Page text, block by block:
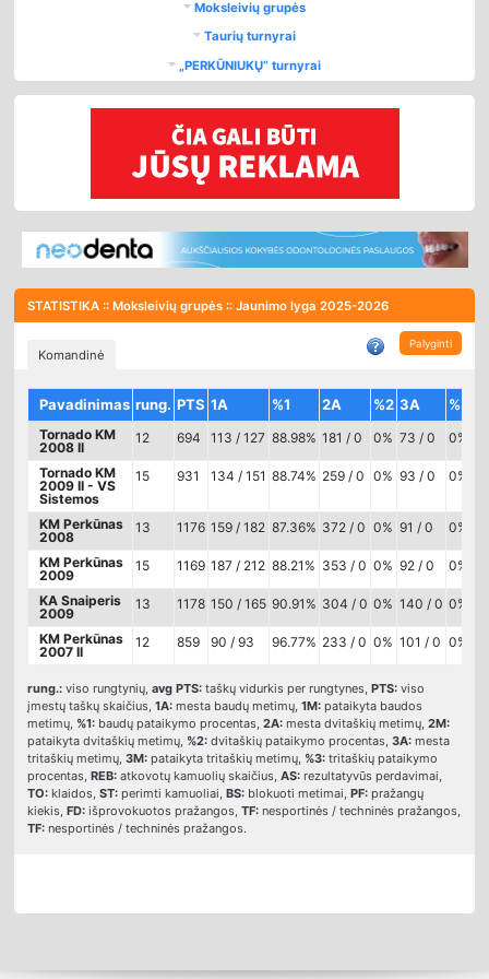
Moksleivių grupės
Taurių turnyrai
„PERKŪNIUKŲ“ turnyrai
STATISTIKA :: Moksleivių grupės :: Jaunimo lyga2025-2026
Komandinė
Palyginti
Pavadinimas rung. PTS 1A %1 2A %2 3A %3
Tornado KM
2008 II
12 694 113 / 127 88.98% 181 / 0 0% 73 / 0 0%
Tornado KM
2009 II - VS
Sistemos
15 931 134 / 151 88.74% 259 / 0 0% 93 / 0 0%
KM Perkūnas
2008
13 1176 159 / 182 87.36% 372 / 0 0% 91 / 0 0%
KM Perkūnas
2009
15 1169 187 / 212 88.21% 353 / 0 0% 92 / 0 0%
KA Snaiperis
2009
13 1178 150 / 165 90.91% 304 / 0 0% 140 / 0 0%
KM Perkūnas
2007 II
12 859 90 / 93 96.77% 233 / 0 0% 101 / 0 0%
rung.: viso rungtynių,avg PTS: taškų vidurkis per rungtynes,PTS: viso
įmestų taškų skaičius,1A: mesta baudų metimų,1M: pataikyta baudos
metimų, %1: baudų pataikymo procentas,2A: mesta dvitaškių metimų,2M:
pataikyta dvitaškių metimų, %2: dvitaškių pataikymo procentas,3A: mesta
tritaškių metimų,3M: pataikyta tritaškių metimų, %3: tritaškių pataikymo
procentas,REB: atkovotų kamuolių skaičius,AS: rezultatyvūs perdavimai,
TO: klaidos,ST: perimti kamuoliai,BS: blokuoti metimai,PF: pražangų
kiekis,FD: išprovokuotos pražangos,TF: nesportinės / techninės pražangos,
TF: nesportinės / techninės pražangos.